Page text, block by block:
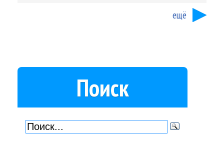
ещё
Поиск